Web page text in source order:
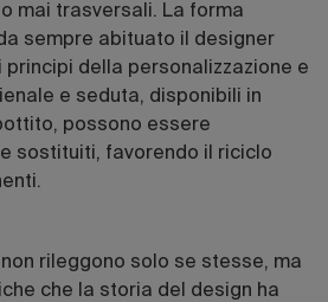
mai trasversali. La forma
sempre abituato il designer
principi della personalizzazione e
e seduta, disponibili in
possono essere
sostituiti, favorendo il riciclo
rileggono solo se stesse, ma
che la storia del design ha